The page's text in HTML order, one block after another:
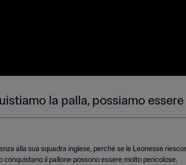
la palla, possiamo
alla sua squadra inglese, perché se le Leonesse
il pallone possono essere molto pericolose.